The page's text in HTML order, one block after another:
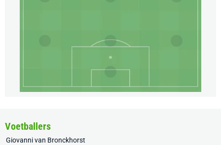
Voetballers
Giovanni van Bronckhorst